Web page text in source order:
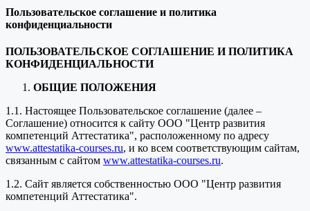
Пользовательское соглашение и политика
конфиденциальности
ПОЛЬЗОВАТЕЛЬСКОЕ СОГЛАШЕНИЕ И ПОЛИТИКА
КОНФИДЕНЦИАЛЬНОСТИ
ОБЩИЕ ПОЛОЖЕНИЯ
1.1. Настоящее Пользовательское соглашение (далее –
Соглашение) относится к сайту ООО "Центр развития
компетенций Аттестатика", расположенному по адресу
www.attestatika-courses.ru, и ко всем соответствующим сайтам,
связанным с сайтом www.attestatika-courses.ru.
1.2. Сайт является собственностью ООО "Центр развития
компетенций Аттестатика".